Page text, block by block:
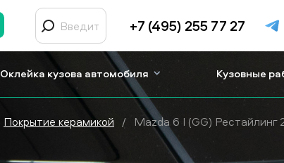
+7 (495) 255 77 27
Оклейка кузова автомобиля Кузовные
Покрытие керамикой / Mazda 6 I (GG) Рестайлинг